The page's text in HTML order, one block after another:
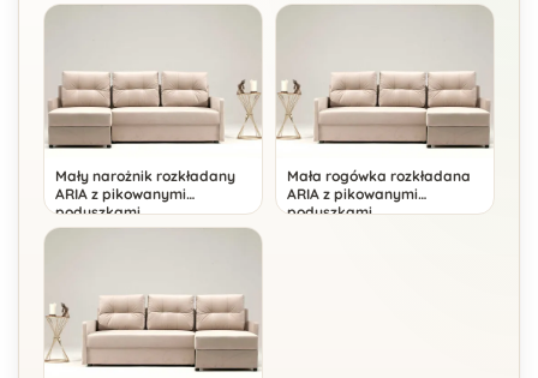
Mały narożnik rozkładany
ARIA z pikowanymi
poduszkami
Mała rogówka rozkładana
ARIA z pikowanymi
poduszkami